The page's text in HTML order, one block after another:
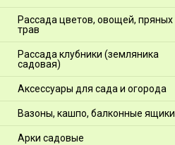
Рассада цветов, овощей, пряных
трав
Рассада клубники (земляника
садовая)
Аксессуары для сада и огорода
Вазоны, кашпо, балконные ящики
Арки садовые